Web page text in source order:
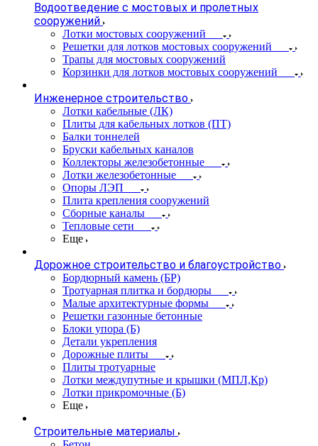
Водоотведение с мостовых и пролетных
сооружений
Лотки мостовых сооружений
Решетки для лотков мостовых сооружений
Трапы для мостовых сооружений
Корзинки для лотков мостовых сооружений
Инженерное строительство
Лотки кабельные (ЛК)
Плиты для кабельных лотков (ПТ)
Балки тоннелей
Бруски кабельных каналов
Коллекторы железобетонные
Лотки железобетонные
Опоры ЛЭП
Плита крепления сооружений
Сборные каналы
Тепловые сети
Еще
Дорожное строительство и благоустройство
Бордюрный камень (БР)
Тротуарная плитка и бордюры
Малые архитектурные формы
Решетки газонные бетонные
Блоки упора (Б)
Детали укрепления
Дорожные плиты
Плиты тротуарные
Лотки междупутные и крышки (МПЛ,Кр)
Лотки прикромочные (Б)
Еще
Строительные материалы